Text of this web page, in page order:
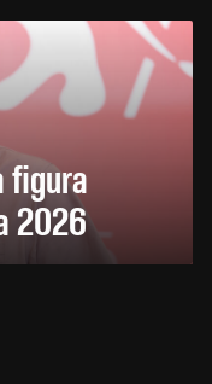
figura
2026